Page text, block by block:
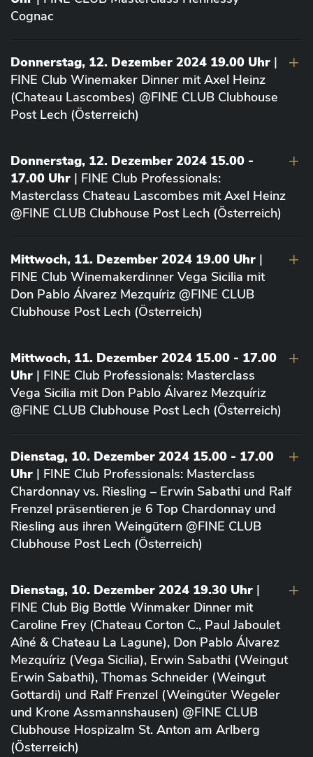
Cognac
Donnerstag, 12. Dezember 2024 19.00 Uhr |
FINE Club Winemaker Dinner mit Axel Heinz
(Chateau Lascombes) @FINE CLUB Clubhouse
Post Lech (Österreich)
Donnerstag, 12. Dezember 2024 15.00 -
17.00 Uhr | FINE Club Professionals:
Masterclass Chateau Lascombes mit Axel Heinz
@FINE CLUB Clubhouse Post Lech (Österreich)
Mittwoch, 11. Dezember 2024 19.00 Uhr |
FINE Club Winemakerdinner Vega Sicilia mit
Don Pablo Álvarez Mezquíriz @FINE CLUB
Clubhouse Post Lech (Österreich)
Mittwoch, 11. Dezember 2024 15.00 - 17.00
Uhr | FINE Club Professionals: Masterclass
Vega Sicilia mit Don Pablo Álvarez Mezquíriz
@FINE CLUB Clubhouse Post Lech (Österreich)
Dienstag, 10. Dezember 2024 15.00 - 17.00
Uhr | FINE Club Professionals: Masterclass
Chardonnay vs. Riesling – Erwin Sabathi und Ralf
Frenzel präsentieren je 6 Top Chardonnay und
Riesling aus ihren Weingütern @FINE CLUB
Clubhouse Post Lech (Österreich)
Dienstag, 10. Dezember 2024 19.30 Uhr |
FINE Club Big Bottle Winmaker Dinner mit
Caroline Frey (Chateau Corton C., Paul Jaboulet
Aîné & Chateau La Lagune), Don Pablo Álvarez
Mezquíriz (Vega Sicilia), Erwin Sabathi (Weingut
Erwin Sabathi), Thomas Schneider (Weingut
Gottardi) und Ralf Frenzel (Weingüter Wegeler
und Krone Assmannshausen) @FINE CLUB
Clubhouse Hospizalm St. Anton am Arlberg
(Österreich)